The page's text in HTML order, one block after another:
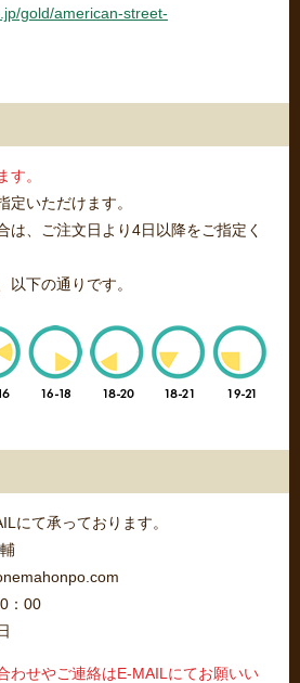
gold/american-street-
す。
定いただけます。
、ご注文日より4日以降をご指定く
下の通りです。
にて承っております。
：00
わせやご連絡はE-MAILにてお願いい